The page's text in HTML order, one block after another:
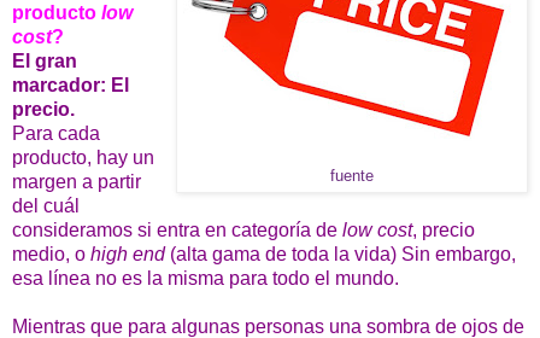
fuente
producto low
cost?
El gran
marcador: El
precio.
Para cada
producto, hay un
margen a partir
del cuál
consideramos si entra en categoría de low cost, precio
medio, o high end(alta gama de toda la vida) Sin embargo,
esa línea no es la misma para todo el mundo.
Mientras que para algunas personas una sombra de ojos de